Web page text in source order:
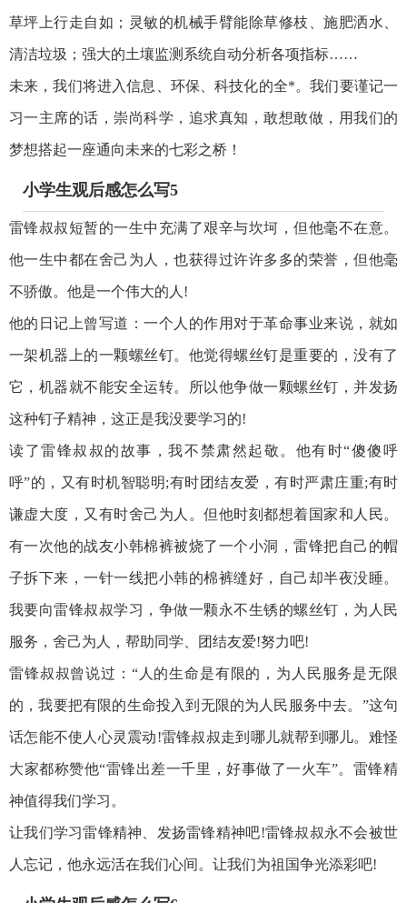
草坪上行走自如；灵敏的机械手臂能除草修枝、施肥洒水、
清洁垃圾；强大的土壤监测系统自动分析各项指标……
未来，我们将进入信息、环保、科技化的全*。我们要谨记一
习一主席的话，崇尚科学，追求真知，敢想敢做，用我们的
梦想搭起一座通向未来的七彩之桥！
小学生观后感怎么写5
雷锋叔叔短暂的一生中充满了艰辛与坎坷，但他毫不在意。
他一生中都在舍己为人，也获得过许许多多的荣誉，但他毫
不骄傲。他是一个伟大的人!
他的日记上曾写道：一个人的作用对于革命事业来说，就如
一架机器上的一颗螺丝钉。他觉得螺丝钉是重要的，没有了
它，机器就不能安全运转。所以他争做一颗螺丝钉，并发扬
这种钉子精神，这正是我没要学习的!
读了雷锋叔叔的故事，我不禁肃然起敬。他有时“傻傻呼
呼”的，又有时机智聪明;有时团结友爱，有时严肃庄重;有时
谦虚大度，又有时舍己为人。但他时刻都想着国家和人民。
有一次他的战友小韩棉裤被烧了一个小洞，雷锋把自己的帽
子拆下来，一针一线把小韩的棉裤缝好，自己却半夜没睡。
我要向雷锋叔叔学习，争做一颗永不生锈的螺丝钉，为人民
服务，舍己为人，帮助同学、团结友爱!努力吧!
雷锋叔叔曾说过：“人的生命是有限的，为人民服务是无限
的，我要把有限的生命投入到无限的为人民服务中去。”这句
话怎能不使人心灵震动!雷锋叔叔走到哪儿就帮到哪儿。难怪
大家都称赞他“雷锋出差一千里，好事做了一火车”。雷锋精
神值得我们学习。
让我们学习雷锋精神、发扬雷锋精神吧!雷锋叔叔永不会被世
人忘记，他永远活在我们心间。让我们为祖国争光添彩吧!